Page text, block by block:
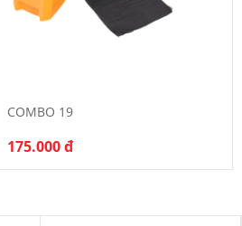
COMBO 19
175.000 đ